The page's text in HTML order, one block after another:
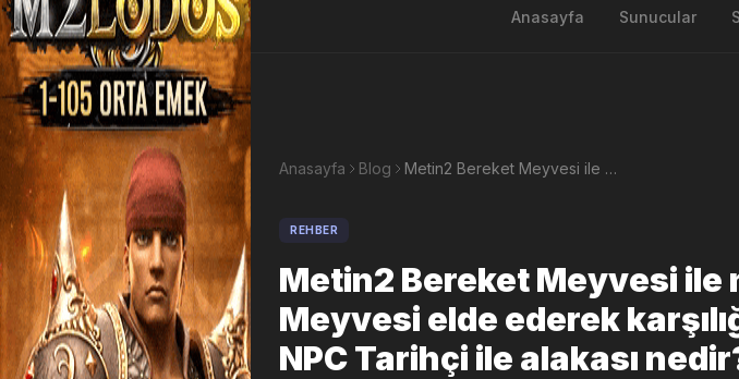
EP Kazan Anasayfa Sunucular
Anasayfa Blog Metin2 Bereket Meyvesi ile neler yapılır. Bereket Meyvesi elde ederek karşılığında ne takası yapılabilir. NPC Tarihçi ile alakası nedir?
REHBER
Metin2 Bereket Meyvesi ile
Meyvesi elde ederek
NPC Tarihçi ile alakası